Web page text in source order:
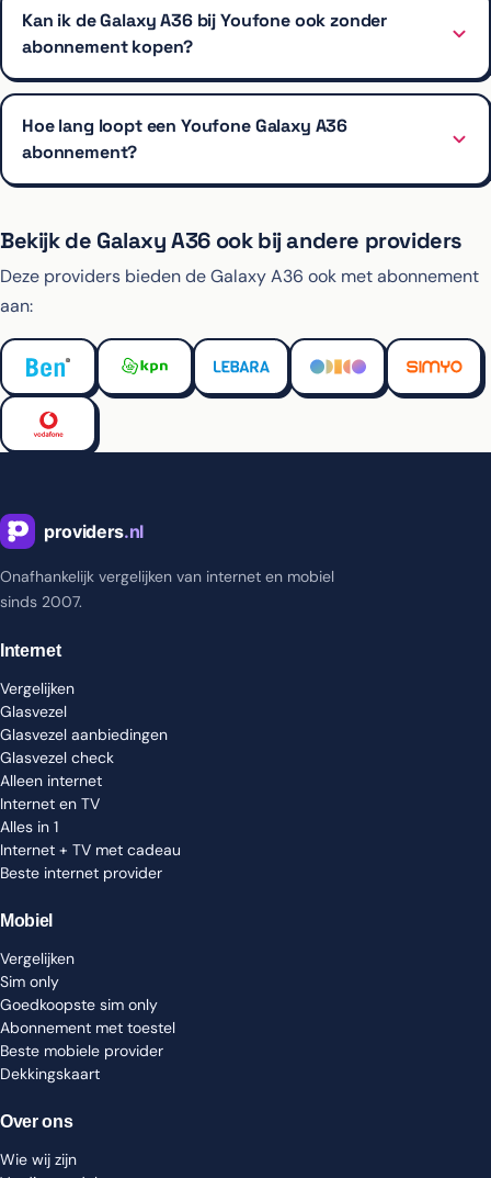
Kan ik de Galaxy A36 bij Youfone ook zonder
abonnement kopen?
Hoe lang loopt een Youfone Galaxy A36
abonnement?
Bekijk de Galaxy A36 ook bij andere providers
Deze providers bieden de Galaxy A36 ook met abonnement
aan:
Onafhankelijk vergelijken van internet en mobiel
sinds 2007.
Internet
Vergelijken
Glasvezel
Glasvezel aanbiedingen
Glasvezel check
Alleen internet
Internet en TV
Alles in 1
Internet + TV met cadeau
Beste internet provider
Mobiel
Vergelijken
Sim only
Goedkoopste sim only
Abonnement met toestel
Beste mobiele provider
Dekkingskaart
Over ons
Wie wij zijn